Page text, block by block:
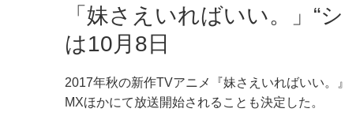
「妹さえいればいい。」“
は10月8日
2017年秋の新作TVアニメ『妹さえいればいい
MXほかにて放送開始されることも決定した。